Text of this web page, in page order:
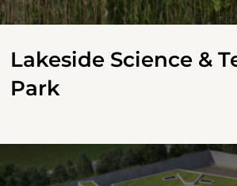
Lakeside Science &
Park